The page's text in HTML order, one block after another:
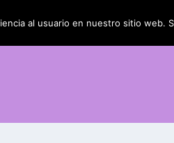
al usuario en nuestro sitio